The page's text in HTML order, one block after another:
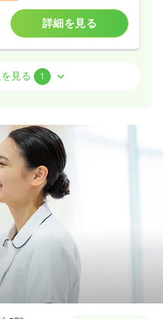
詳細を見る
与2回
29万円以上可
詳細を見る
見る 1